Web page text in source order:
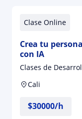
Clase Online
Crea tu
con IA
Clases de
Cali
$30000/h